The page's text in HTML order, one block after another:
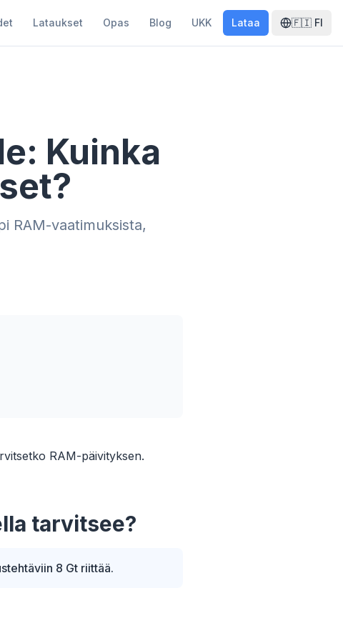
Lataukset Opas Blog UKK Lataa 🇫🇮 FI
Kuinka
RAM-vaatimuksista,
RAM-päivityksen.
tarvitsee?
8 Gt riittää.